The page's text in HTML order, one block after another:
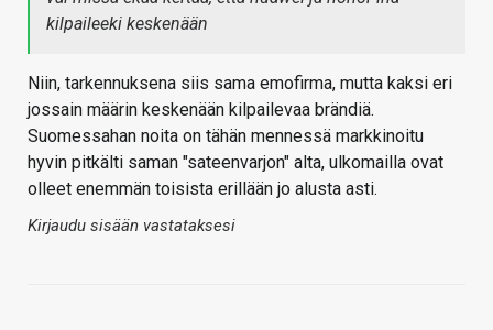
kilpaileeki keskenään
Niin, tarkennuksena siis sama emofirma, mutta kaksi eri
jossain määrin keskenään kilpailevaa brändiä.
Suomessahan noita on tähän mennessä markkinoitu
hyvin pitkälti saman "sateenvarjon" alta, ulkomailla ovat
olleet enemmän toisista erillään jo alusta asti.
Kirjaudu sisään vastataksesi